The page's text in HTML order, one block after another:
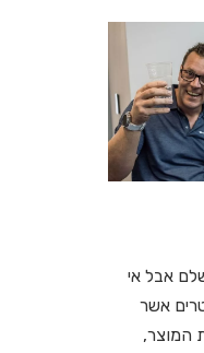
אבל אי
אשר
המוצר,